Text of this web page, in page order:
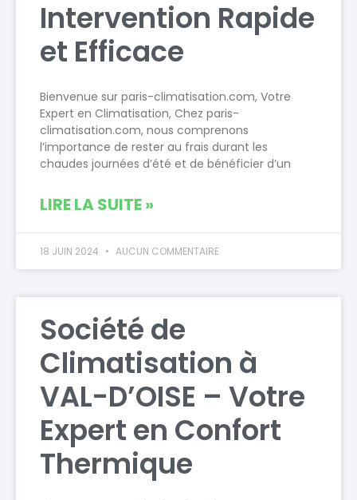
Intervention Rapide
et Efficace
Bienvenue sur paris-climatisation.com, Votre
Expert en Climatisation, Chez paris-
climatisation.com, nous comprenons
l’importance de rester au frais durant les
chaudes journées d’été et de bénéficier d’un
LIRE LA SUITE »
18 JUIN 2024 AUCUN COMMENTAIRE
Société de
Climatisation à
VAL-D’OISE – Votre
Expert en Confort
Thermique